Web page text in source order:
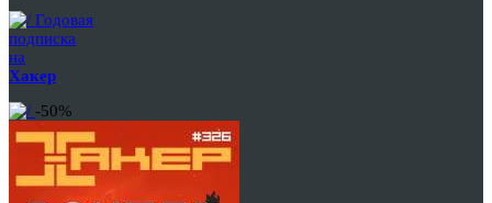
Годовая
подписка
на
Хакер
-50%